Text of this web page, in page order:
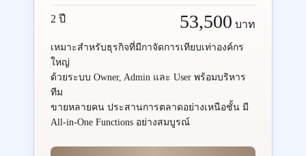
2 ปี 53,500 บาท
เหมาะสำหรับธุรกิจที่มีกาจัดการเทียบเท่าองค์กร
ใหญ่
ด้วยระบบ Owner, Admin และ User พร้อมบริหาร
ทีม
ขายหลายคน ประสานการตลาดอย่างเหนือชั้น มี
All-in-One Functions อย่างสมบูรณ์